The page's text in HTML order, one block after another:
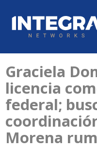
Graciela
licencia
federal;
Morena